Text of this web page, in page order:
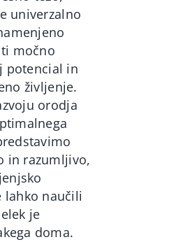
univerzalno
močno
potencial in
življenje.
orodja
in razumljivo,
lahko naučili
je
doma.